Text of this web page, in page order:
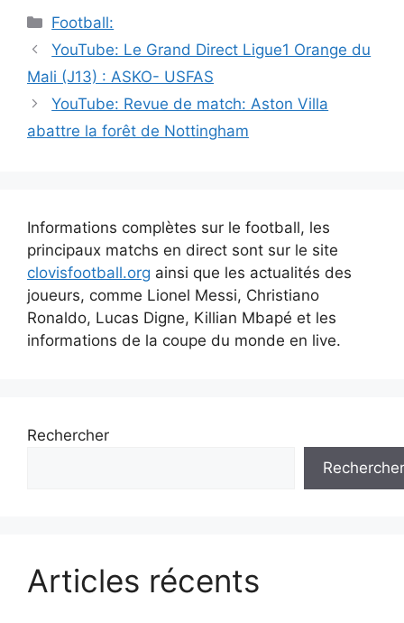
Catégories
Football:
Navigation
des
YouTube: Le Grand Direct Ligue1 Orange du
Mali (J13) : ASKO- USFAS
YouTube: Revue de match: Aston Villa
abattre la forêt de Nottingham
Informations complètes sur le football, les
principaux matchs en direct sont sur le site
clovisfootball.org ainsi que les actualités des
joueurs, comme Lionel Messi, Christiano
Ronaldo, Lucas Digne, Killian Mbapé et les
informations de la coupe du monde en live.
Rechercher
Rechercher
Articles récents